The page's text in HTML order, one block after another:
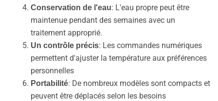
Conservation de l'eau: L'eau propre peut être
maintenue pendant des semaines avec un
traitement approprié.
Un contrôle précis: Les commandes numériques
permettent d'ajuster la température aux préférences
personnelles
Portabilité: De nombreux modèles sont compacts et
peuvent être déplacés selon les besoins